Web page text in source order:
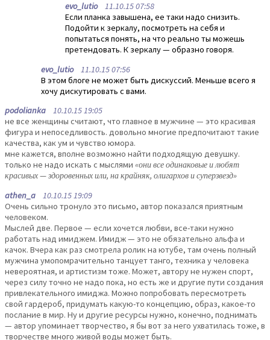
evo_lutio11.10.15 07:58
Если планка завышена, ее таки надо снизить.
Подойти к зеркалу, посмотреть на себя и
попытаться понять, на что реально ты можешь
претендовать. К зеркалу — образно говоря.
evo_lutio11.10.15 07:56
В этом блоге не может быть дискуссий. Меньше всего я
хочу дискутировать с вами.
podolianka 10.10.15 19:05
не все женщины считают, что главное в мужчине — это красивая
фигура и непоседливость. довольно многие предпочитают такие
качества, как ум и чувство юмора.
мне кажется, вполне возможно найти подходящую девушку.
только не надо искать с мыслями «они все одинаковые и любят
красивых — здоровенных или, на крайняк, олигархов и суперзвезд»
athen_a 10.10.15 19:09
Очень сильно тронуло это письмо, автор показался приятным
человеком.
Мыслей две. Первое — если хочется любви, все-таки нужно
работать над имиджем. Имидж — это не обязательно альфа и
качок. Вчера как раз смотрела ролик на ютубе, там очень полный
мужчина умопомрачительно танцует танго, техника у человека
невероятная, и артистизм тоже. Может, автору не нужен спорт,
через силу точно не надо пока, но есть же и другие пути создания
привлекательного имиджа. Можно попробовать пересмотреть
свой гардероб, придумать какую-то концепцию, образ, какое-то
послание в мир. Ну и другие ресурсы нужно, конечно, поднимать
— автор упоминает творчество, я бы вот за него ухватилась тоже, в
творчестве много живой воды может быть.